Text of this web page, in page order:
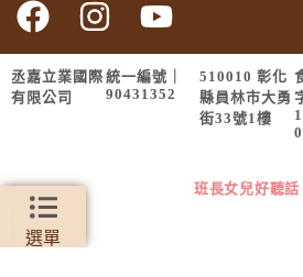
丞嘉立業國際
有限公司
統一編號｜
90431352
510010 彰化
縣員林市大勇
街33號1樓
班長女兒好聽話
選單